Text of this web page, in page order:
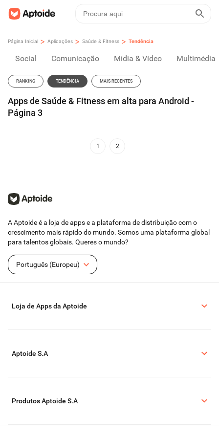
Página Inicial > Aplicações > Saúde & Fitness > Tendência
Social Comunicação Mídia & Vídeo Multimédia
RANKING TENDÊNCIA MAIS RECENTES
Apps de Saúde & Fitness em alta para Android -
Página 3
1 2
A Aptoide é a loja de apps e a plataforma de distribuição com o
crescimento mais rápido do mundo. Somos uma plataforma global
para talentos globais. Queres o mundo?
Português (Europeu)
Loja de Apps da Aptoide
Aptoide S.A
Produtos Aptoide S.A